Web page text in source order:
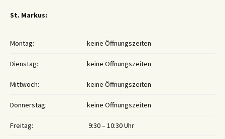
St. Markus:
Montag: keine Öffnungszeiten
Dienstag: keine Öffnungszeiten
Mittwoch: keine Öffnungszeiten
Donnerstag: keine Öffnungszeiten
Freitag: 9:30 – 10:30 Uhr